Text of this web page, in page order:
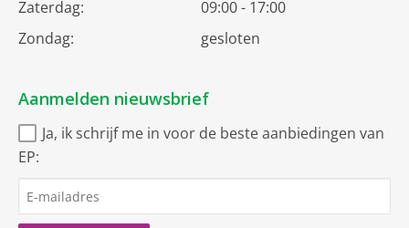
Zaterdag:
09:00 - 17:00
Zondag:
gesloten
Aanmelden nieuwsbrief
Ja, ik schrijf me in voor de beste aanbiedingen van
EP: